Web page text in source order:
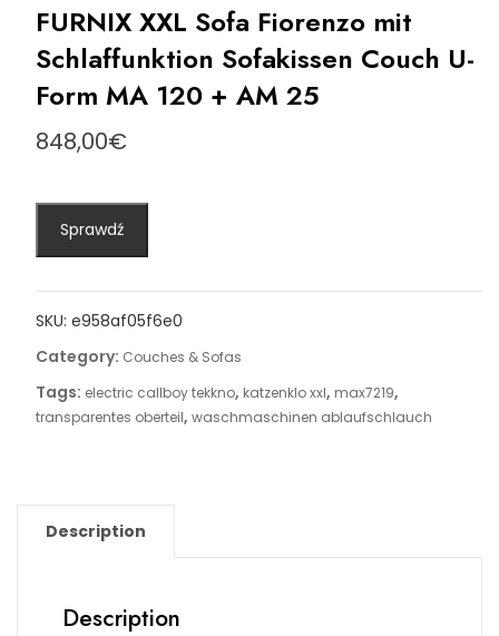
FURNIX XXL Sofa Fiorenzo mit
Schlaffunktion Sofakissen Couch U-
Form MA 120 + AM 25
848,00€
Sprawdź
SKU: e958af05f6e0
Category: Couches & Sofas
Tags: electric callboy tekkno, katzenklo xxl, max7219,
transparentes oberteil, waschmaschinen ablaufschlauch
Description
Description